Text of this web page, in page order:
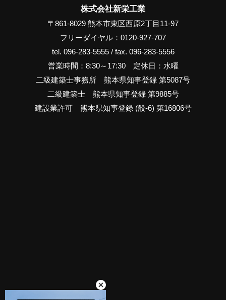
株式会社新栄工業
〒861-8029 熊本市東区西原2丁目11-97
フリーダイヤル：0120-927-707
tel. 096-283-5555 / fax. 096-283-5556
営業時間：8:30～17:30 定休日：水曜
二級建築士事務所 熊本県知事登録 第5087号
二級建築士 熊本県知事登録 第9885号
建設業許可 熊本県知事登録 (般-6) 第16806号